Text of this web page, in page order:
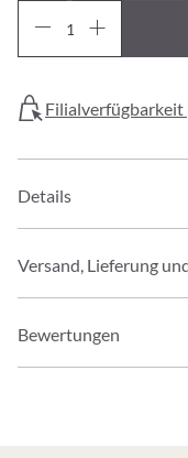
Filialverfügbarkeit
Details
Versand, Lieferung
Bewertungen